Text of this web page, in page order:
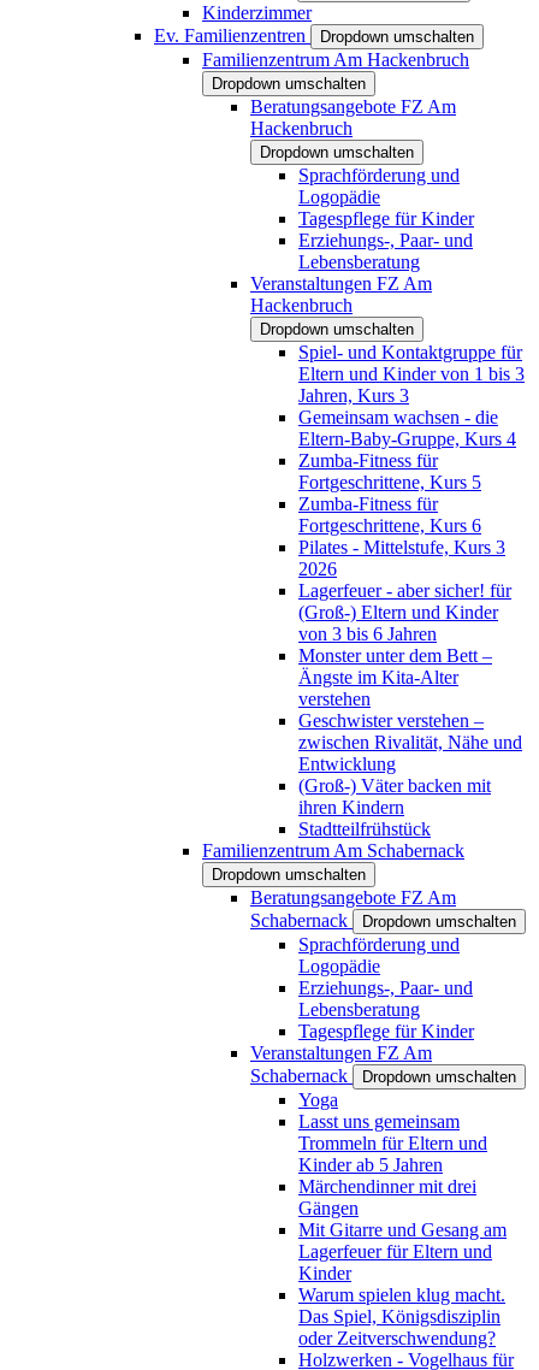
Kinderzimmer
Ev. Familienzentren
Dropdown umschalten
Familienzentrum Am Hackenbruch
Dropdown umschalten
Beratungsangebote FZ Am
Hackenbruch
Dropdown umschalten
Sprachförderung und
Logopädie
Tagespflege für Kinder
Erziehungs-, Paar- und
Lebensberatung
Veranstaltungen FZ Am
Hackenbruch
Dropdown umschalten
Spiel- und Kontaktgruppe für
Eltern und Kinder von 1 bis 3
Jahren, Kurs 3
Gemeinsam wachsen - die
Eltern-Baby-Gruppe, Kurs 4
Zumba-Fitness für
Fortgeschrittene, Kurs 5
Zumba-Fitness für
Fortgeschrittene, Kurs 6
Pilates - Mittelstufe, Kurs 3
2026
Lagerfeuer - aber sicher! für
(Groß-) Eltern und Kinder
von 3 bis 6 Jahren
Monster unter dem Bett –
Ängste im Kita-Alter
verstehen
Geschwister verstehen –
zwischen Rivalität, Nähe und
Entwicklung
(Groß-) Väter backen mit
ihren Kindern
Stadtteilfrühstück
Familienzentrum Am Schabernack
Dropdown umschalten
Beratungsangebote FZ Am
Schabernack
Dropdown umschalten
Sprachförderung und
Logopädie
Erziehungs-, Paar- und
Lebensberatung
Tagespflege für Kinder
Veranstaltungen FZ Am
Schabernack
Dropdown umschalten
Yoga
Lasst uns gemeinsam
Trommeln für Eltern und
Kinder ab 5 Jahren
Märchendinner mit drei
Gängen
Mit Gitarre und Gesang am
Lagerfeuer für Eltern und
Kinder
Warum spielen klug macht.
Das Spiel, Königsdisziplin
oder Zeitverschwendung?
Holzwerken - Vogelhaus für